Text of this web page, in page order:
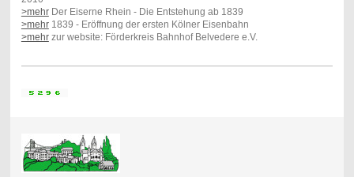
>mehrDer Eiserne Rhein - Die Entstehung ab 1839
>mehr1839 - Eröffnung der ersten Kölner Eisenbahn
>mehrzur website: Förderkreis Bahnhof Belvedere e.V.